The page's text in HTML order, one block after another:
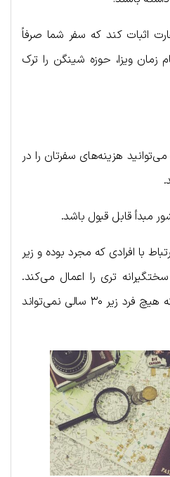
اثبات کند که سفر شما صرفاً
زمان ویزا، حوزه شینگن را ترک
هزینه‌های سفرتان را در
مبدأ قابل قبول باشد.
با افرادی که مجرد بوده و زیر
تری را اعمال می‌کند.
البته این بدان معنا نیست که هیچ فرد زیر ۳۰ سالی نمی‌تواند